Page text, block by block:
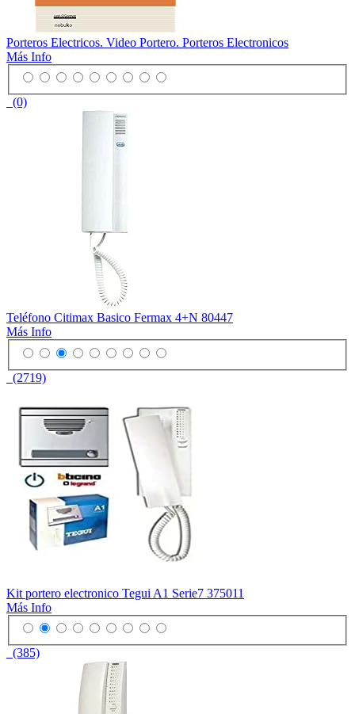
Porteros Electricos. Video Portero. Porteros Electronicos
Más Info
(0)
Teléfono Citimax Basico Fermax 4+N 80447
Más Info
(2719)
Kit portero electronico Tegui A1 Serie7 375011
Más Info
(385)